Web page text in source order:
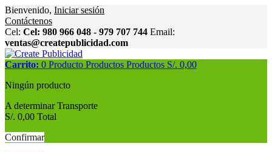
Bienvenido, Iniciar sesión
Contáctenos
Cel: Cel: 980 966 048 - 979 707 744 Email:
ventas@createpublicidad.com
Carrito: 0 Producto Productos Productos S/. 0,00
Ningún producto
A determinarTransporte
S/. 0,00 Total
Confirmar